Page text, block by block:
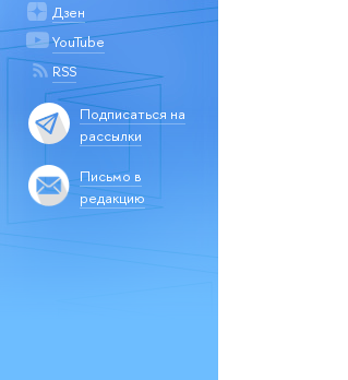
Дзен
YouTube
RSS
Подписаться на
рассылки
Письмо в
редакцию